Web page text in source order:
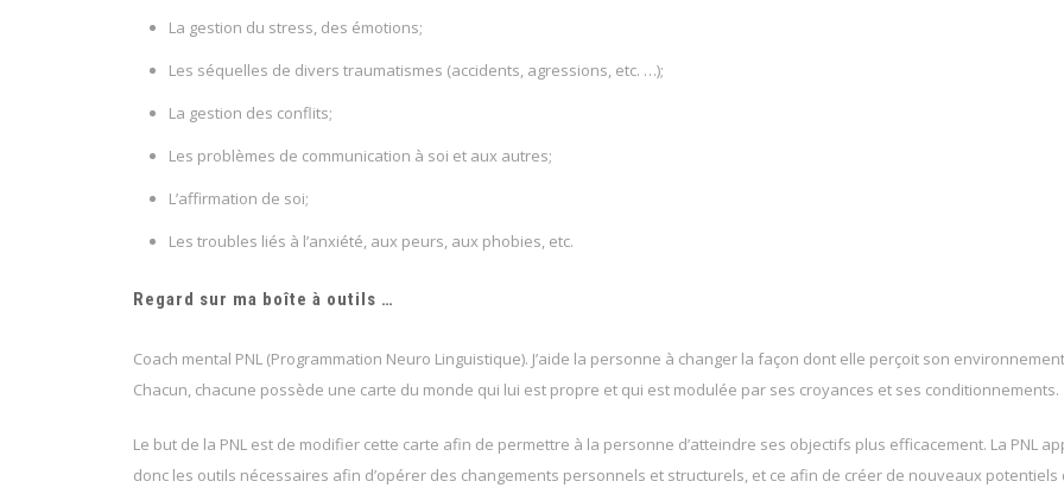
La gestion du stress, des émotions;
Les séquelles de divers traumatismes (accidents, agressions, etc. …);
La gestion des conflits;
Les problèmes de communication à soi et aux autres;
L’affirmation de soi;
Les troubles liés à l’anxiété, aux peurs, aux phobies, etc.
Regard sur ma boîte à outils …
Coach mental PNL (Programmation Neuro Linguistique). J’aide la personne à changer la façon dont elle perçoit son
Chacun, chacune possède une carte du monde qui lui est propre et qui est modulée par ses croyances et ses conditionnements.
Le but de la PNL est de modifier cette carte afin de permettre à la personne d’atteindre ses objectifs plus efficacement. La PNL
donc les outils nécessaires afin d’opérer des changements personnels et structurels, et ce afin de créer de nouveaux potentiels